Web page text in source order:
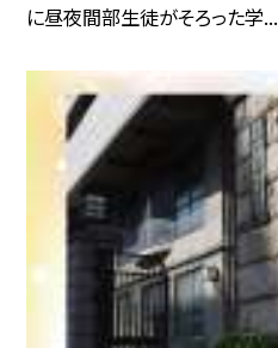
に昼夜間部生徒がそろった学...